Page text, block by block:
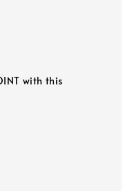
with this